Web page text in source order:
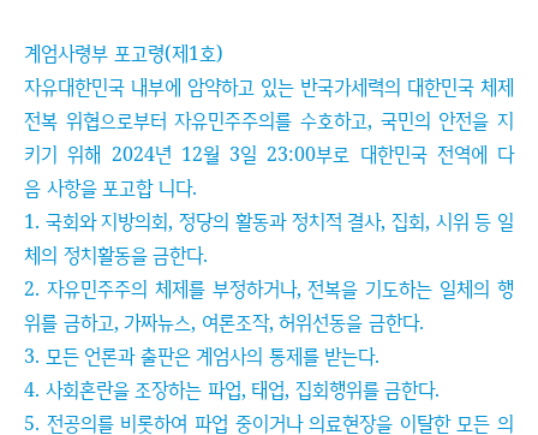
계엄사령부 포고령(제1호)
자유대한민국 내부에 암약하고 있는 반국가세력의 대한민국 체제
전복 위협으로부터 자유민주주의를 수호하고, 국민의 안전을 지
키기 위해 2024년 12월 3일 23:00부로 대한민국 전역에 다
음 사항을 포고합 니다.
1. 국회와 지방의회, 정당의 활동과 정치적 결사, 집회, 시위 등 일
체의 정치활동을 금한다.
2. 자유민주주의 체제를 부정하거나, 전복을 기도하는 일체의 행
위를 금하고, 가짜뉴스, 여론조작, 허위선동을 금한다.
3. 모든 언론과 출판은 계엄사의 통제를 받는다.
4. 사회혼란을 조장하는 파업, 태업, 집회행위를 금한다.
5. 전공의를 비롯하여 파업 중이거나 의료현장을 이탈한 모든 의